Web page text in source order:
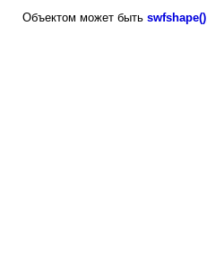
Объектом может быть swfshape()